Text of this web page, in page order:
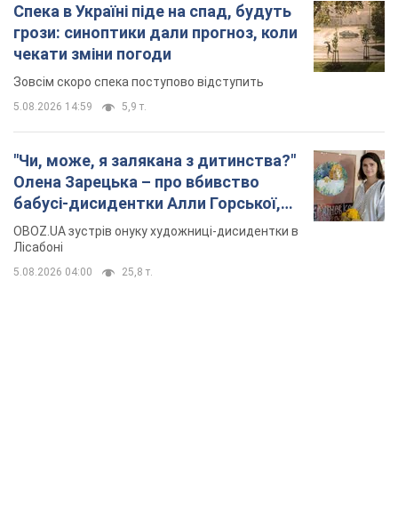
Спека в Україні піде на спад, будуть
грози: синоптики дали прогноз, коли
чекати зміни погоди
Зовсім скоро спека поступово відступить
5.08.2026 14:59 5,9 т.
"Чи, може, я залякана з дитинства?"
Олена Зарецька – про вбивство
бабусі-дисидентки Алли Горської,
критику Дмитра Стуса та втечу в
Португалію з 5 дітьми
OBOZ.UA зустрів онуку художниці-дисидентки в
Лісабоні
5.08.2026 04:00 25,8 т.